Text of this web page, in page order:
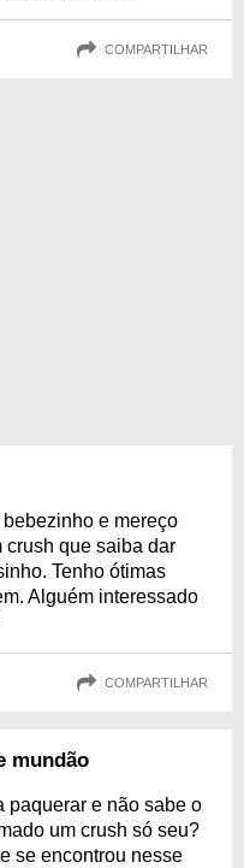
COMPARTILHAR
e mereço
crush que saiba dar
Tenho ótimas
Alguém interessado
COMPARTILHAR
mundão
paquerar e não sabe o
um crush só seu?
se encontrou nesse